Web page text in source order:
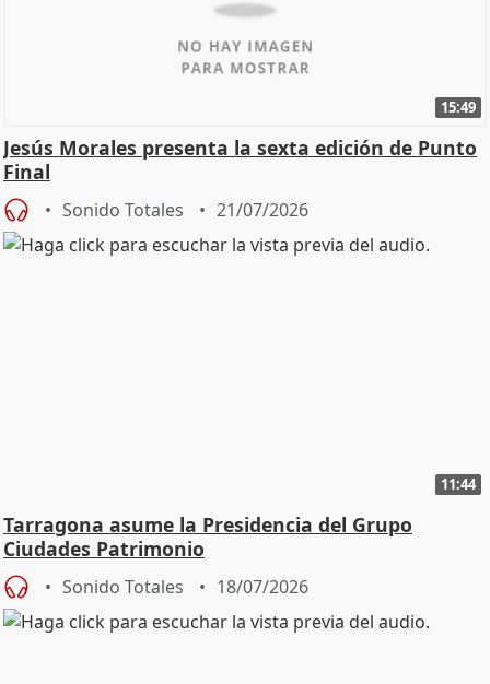
15:49
Jesús Morales presenta la sexta edición de Punto
Final
Sonido Totales 21/07/2026
11:44
Tarragona asume la Presidencia del Grupo
Ciudades Patrimonio
Sonido Totales 18/07/2026